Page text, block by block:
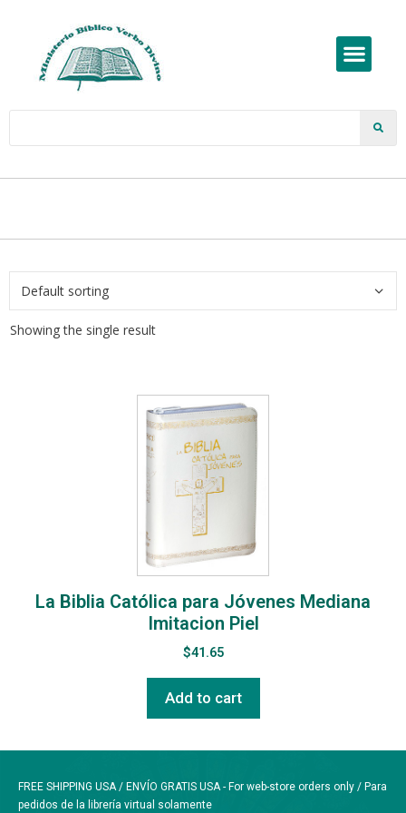
Showing the single result
La Biblia Católica para Jóvenes Mediana
Imitacion Piel
$41.65
Add to cart
FREE SHIPPING USA / ENVÍO GRATIS USA - For web-store orders only / Para
pedidos de la librería virtual solamente